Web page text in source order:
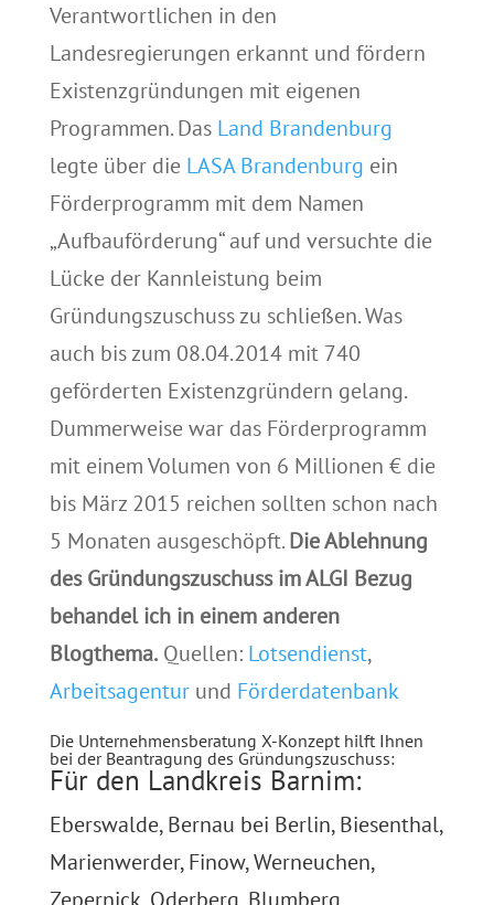
Verantwortlichen in den
Landesregierungen erkannt und fördern
Existenzgründungen mit eigenen
Programmen. Das Land Brandenburg
legte über die LASA Brandenburg ein
Förderprogramm mit dem Namen
„Aufbauförderung“ auf und versuchte die
Lücke der Kannleistung beim
Gründungszuschuss zu schließen. Was
auch bis zum 08.04.2014 mit 740
geförderten Existenzgründern gelang.
Dummerweise war das Förderprogramm
mit einem Volumen von 6 Millionen € die
bis März 2015 reichen sollten schon nach
5 Monaten ausgeschöpft.Die Ablehnung
des Gründungszuschuss im ALGI Bezug
behandel ich in einem anderen
Blogthema.Quellen: Lotsendienst,
Arbeitsagenturund Förderdatenbank
Die Unternehmensberatung X-Konzept hilft Ihnen
bei der Beantragung des Gründungszuschuss:
Für den Landkreis Barnim:
Eberswalde, Bernau bei Berlin, Biesenthal,
Marienwerder, Finow, Werneuchen,